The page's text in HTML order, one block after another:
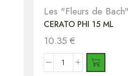
Les "Fleurs de
CERATO PHI 15 ML
10.35 €